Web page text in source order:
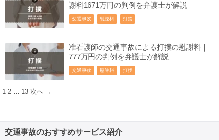
謝料1671万円の判例を弁護士が解説
交通事故 慰謝料 打撲
准看護師の交通事故による打撲の慰謝料｜
777万円の判例を弁護士が解説
交通事故 慰謝料 打撲
1 2 … 13 次へ →
交通事故のおすすめサービス紹介